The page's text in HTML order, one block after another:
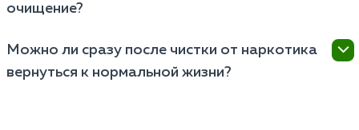
состояния организма, тяжести зависимости.
очищение?
риске осложнений. При легкой абстиненции
возможно очищение на дому под контролем врача.
Можно ли сразу после чистки от наркотика
вернуться к нормальной жизни?